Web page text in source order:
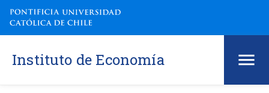
Instituto de Economía